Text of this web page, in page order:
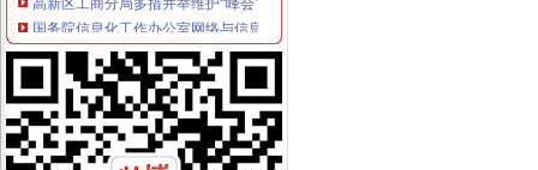
国务院信息化工作办公室网络与信息安全组领导视察我局一元注册公司信息安
南岸区工商分局加强国庆节日市如何一元钱办公司场监管
长寿工商分局强化节日市重庆一元注册公司场监管
梁平工商局采取五项措施加强国庆期间食品市0元注册公司场监管
酉阳县工商局一元注册公司四条措施紧锣密鼓开展岗位大练兵活动
九龙坡区工商分局一元注册公司开展规范收费行为检查
高新区工商分局加强“一节一会”一元注册公司流程期间食品安全监管